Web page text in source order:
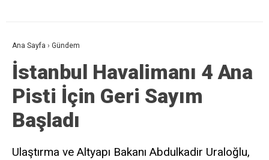
Ana Sayfa › Gündem
İstanbul Havalimanı 4 Ana
Pisti İçin Geri Sayım
Başladı
Ulaştırma ve Altyapı Bakanı Abdulkadir Uraloğlu,